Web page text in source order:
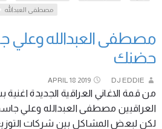
مصطفى العبدالله
مصطفى العبدالله
حضنك
APRIL 18 2019 DJ EDDIE
من قمة الاغاني العراقية الجديدة
العراقيين مصطفى العبدالله وعلي جاسم
لكن لبعض المشاكل بين شركات التوزيع